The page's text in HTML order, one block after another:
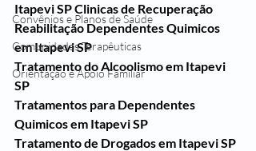
Convênios e Planos de Saúde
Comunidades Terapêuticas
Orientação e Apoio Familiar
Itapevi SP Clinicas de Recuperação
Reabilitação Dependentes Quimicos
em Itapevi SP
Tratamento do Alcoolismo em Itapevi
SP
Tratamentos para Dependentes
Quimicos em Itapevi SP
Tratamento de Drogados em Itapevi SP